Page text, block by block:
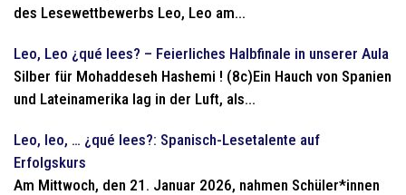
des Lesewettbewerbs Leo, Leo am...
Leo, Leo ¿qué lees? – Feierliches Halbfinale in unserer Aula
Silber für Mohaddeseh Hashemi ! (8c)Ein Hauch von Spanien
und Lateinamerika lag in der Luft, als...
Leo, leo, … ¿qué lees?: Spanisch-Lesetalente auf
Erfolgskurs
Am Mittwoch, den 21. Januar 2026, nahmen Schüler*innen